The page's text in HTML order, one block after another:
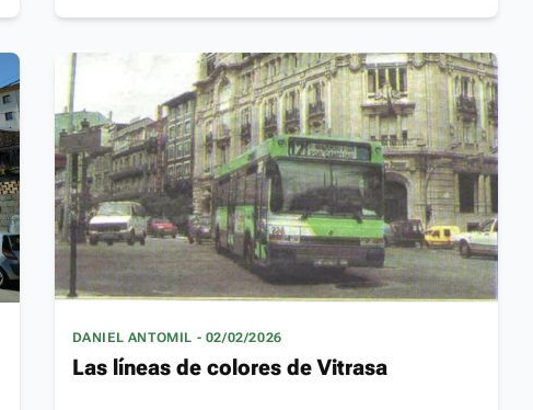
DANIEL ANTOMIL - 02/02/2026
Las líneas de colores de Vitrasa